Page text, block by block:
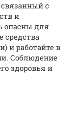
с
и
опасны для
средства
и работайте в
Соблюдение
здоровья и